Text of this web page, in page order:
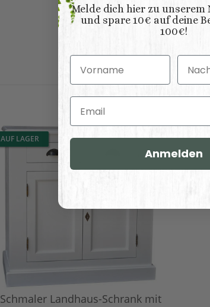
AUF LAGER
Schmaler Landhaus-Schrank mit
Melde dich hier zu unserem
und spare 10€ auf deine
100€!
Vorname
Email
Anmelden